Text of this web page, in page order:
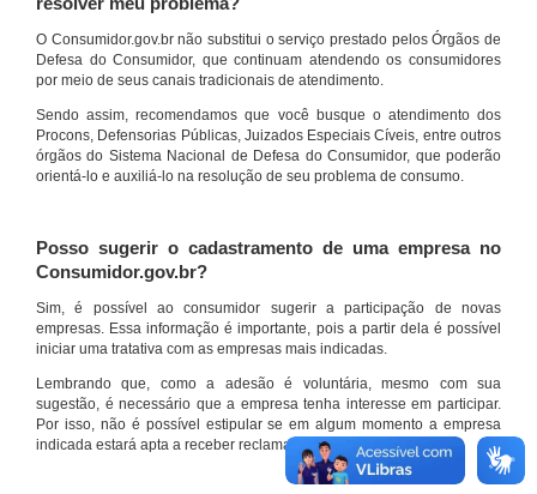
resolver meu problema?
O Consumidor.gov.br não substitui o serviço prestado pelos Órgãos de
Defesa do Consumidor, que continuam atendendo os consumidores
por meio de seus canais tradicionais de atendimento.
Sendo assim, recomendamos que você busque o atendimento dos
Procons, Defensorias Públicas, Juizados Especiais Cíveis, entre outros
órgãos do Sistema Nacional de Defesa do Consumidor, que poderão
orientá-lo e auxiliá-lo na resolução de seu problema de consumo.
Posso sugerir o cadastramento de uma empresa no
Consumidor.gov.br?
Sim, é possível ao consumidor sugerir a participação de novas
empresas. Essa informação é importante, pois a partir dela é possível
iniciar uma tratativa com as empresas mais indicadas.
Lembrando que, como a adesão é voluntária, mesmo com sua
sugestão, é necessário que a empresa tenha interesse em participar.
Por isso, não é possível estipular se em algum momento a empresa
indicada estará apta a receber reclamações por meio do site.